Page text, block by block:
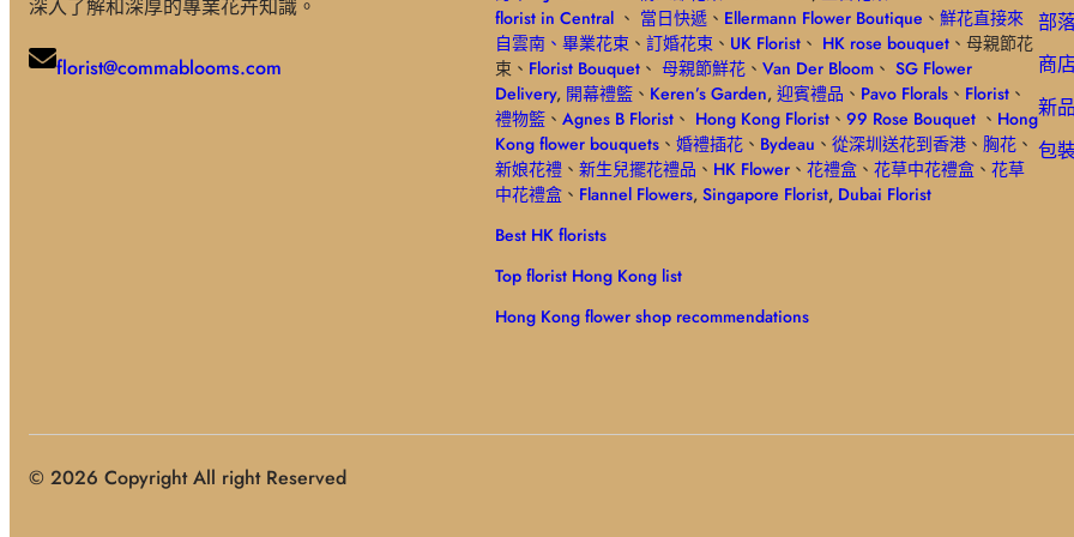
深入了解和深厚的專業花卉知識。
florist@commablooms.com
florist in Central、 當日快遞、 Ellermann Flower Boutique 、 鮮花直接來
自雲南、畢業花束、 訂婚花束、 UK Florist、 HK rose bouquet、母親節花
束、 Florist Bouquet、 母親節鮮花、 Van Der Bloom、 SG Flower
Delivery, 開幕禮籃、 Keren’s Garden, 迎賓禮品 、 Pavo Florals、 Florist、
禮物籃、 Agnes B Florist、 Hong Kong Florist、 99 Rose Bouquet、 Hong
Kong flower bouquets、 婚禮插花、 Bydeau 、 從深圳送花到香港、 胸花、
新娘花禮、 新生兒擺花禮品 、 HK Flower、 花禮盒、 花草中花禮盒、 花草
中花禮盒、 Flannel Flowers, Singapore Florist, Dubai Florist
Best HK florists
Top florist Hong Kong list
Hong Kong flower shop recommendations
部
商店
新品
包
© 2026 Copyright All right Reserved